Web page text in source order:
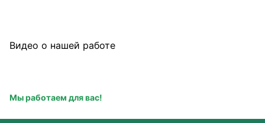
Видео о нашей работе
Мы работаем для вас!